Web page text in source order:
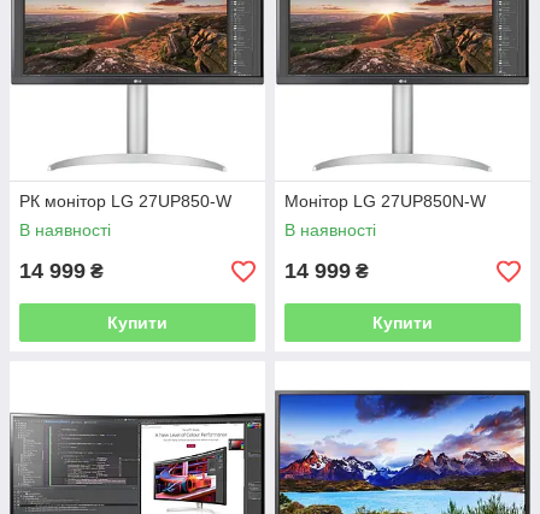
РК монітор LG 27UP850-W
В наявності
14 999 ₴
Купити
Монітор LG 27UP850N-W
В наявності
14 999 ₴
Купити